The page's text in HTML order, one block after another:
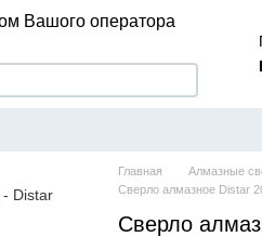
Вашого оператора
Главная Алмазные
Сверло алмазное Distar
Сверло